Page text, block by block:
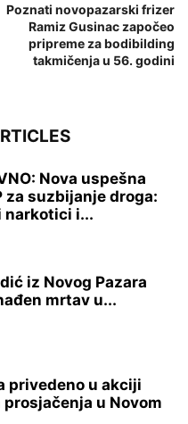
Poznati novopazarski frizer
Ramiz Gusinac započeo
pripreme za bodibilding
takmičenja u 56. godini
Nova uspešna
za suzbijanje droga:
narkotici i...
iz Novog Pazara
mrtav u...
privedeno u akciji
u Novom